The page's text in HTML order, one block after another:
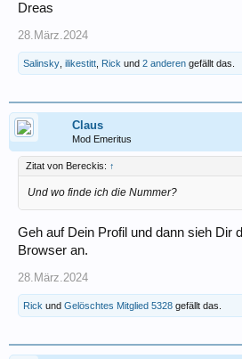
Dreas
28.März.2024
Salinsky ilikestitt Rick und 2 anderen gefällt das.
Claus
Mod Emeritus
Zitat von Bereckis: ↑
Und wo finde ich die Nummer?
Geh auf Dein Profil und dann sieh Dir
Browser an.
28.März.2024
Rick und Gelöschtes Mitglied 5328 gefällt das.